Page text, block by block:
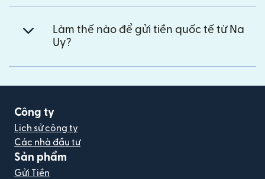
Làm thế nào để gửi tiền quốc tế từ Na
Uy?
Công ty
Lịch sử công ty
Các nhà đầu tư
Sản phẩm
Gửi Tiền